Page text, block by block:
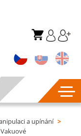
a upínání >
Vakuové